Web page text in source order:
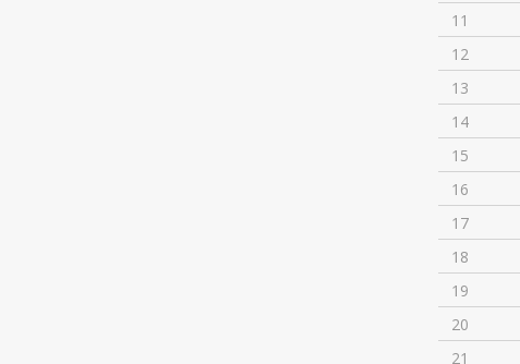
11
12
13
14
15
16
17
18
19
20
21